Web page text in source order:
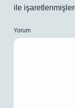
ile
Yorum